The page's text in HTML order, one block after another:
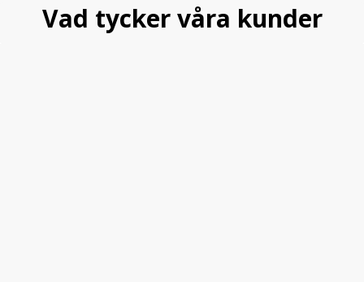
Vad tycker våra kunder